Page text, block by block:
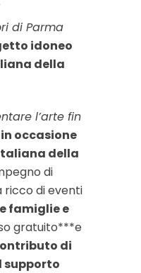
di Parma
idoneo
della
l’arte fin
in occasione
della
di
di eventi
famiglie e
gratuito***e
di
supporto